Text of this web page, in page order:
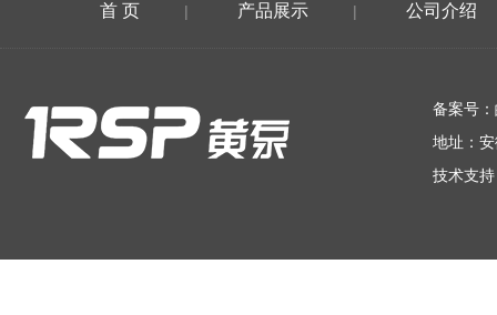
首 页 | 产品展示 | 公司介绍
备案号：
地址：
技术支